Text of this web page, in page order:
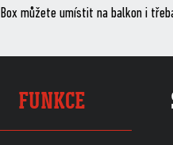
Box můžete umístit na balkon i
FUNKCE